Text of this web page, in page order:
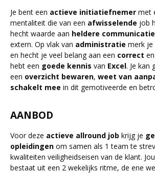
Je bent een actieve initiatiefnemer met
mentaliteit die van een afwisselende job
hecht waarde aan heldere communicatie
extern. Op vlak van administratie merk je
en hecht je veel belang aan een correct en
hebt een goede kennis van Excel. Je kan
een overzicht bewaren, weet van
schakelt mee in dit gemotiveerde en
AANBOD
Voor deze actieve allround job krijg je
opleidingen om samen als 1 team te
kwaliteiten veiligheidseisen van de klant.
bestaat uit een 2 wekelijks ritme, de ene